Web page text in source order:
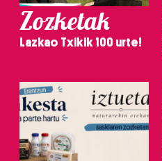
Zozketak
Lazkao Txikik 100 urte!